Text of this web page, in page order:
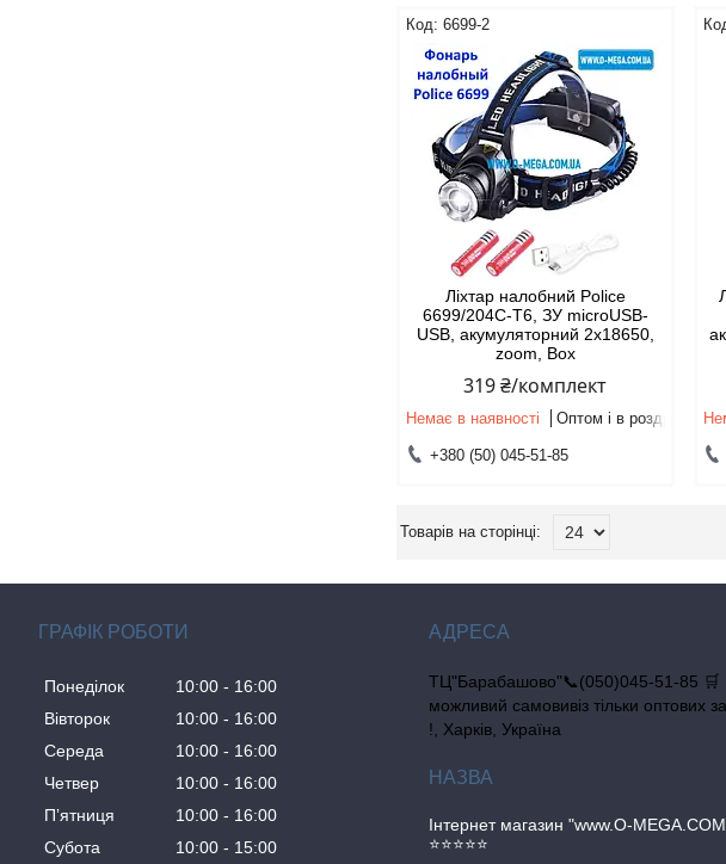
6699-2
Ліхтар налобний Police
6699/204C-T6, ЗУ microUSB-
USB, акумуляторний 2х18650,
zoom, Box
319 ₴/комплект
Немає в наявності Оптом і в роздріб
+380 (50) 045-51-85
ГРАФІК РОБОТИ
Понеділок 10:00
16:00
Вівторок
10:00
16:00
Середа
10:00
16:00
Четвер
10:00
16:00
Пʼятниця
10:00
16:00
Субота
10:00 15:00
ТЦ"Барабашово"📞(050)045-51-85 🛒
можливий самовивіз тільки оптових
!, Харків, Україна
Інтернет магазин "www.O-
⭐⭐⭐⭐⭐